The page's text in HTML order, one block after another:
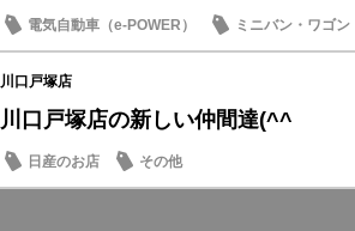
電気自動車（e-POWER）
ミニバン・ワゴン
試乗車・展示車
日産のお店
川口戸塚店
川口戸塚店の新しい仲間達(^^
日産のお店 その他